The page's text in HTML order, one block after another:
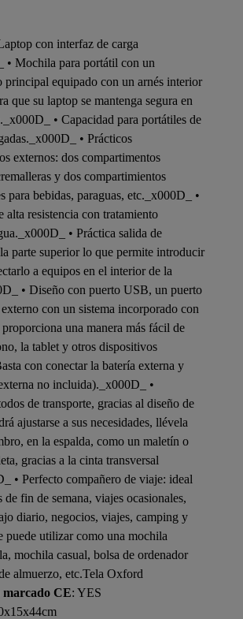
con interfaz de carga
• Mochila para portátil con un
principal equipado con un arnés interior
que su laptop se mantenga segura en
• Capacidad para portátiles de
• Prácticos
externos: dos compartimentos
y dos compartimientos
para bebidas, paraguas, etc._x000D_ •
alta resistencia con tratamiento
• Práctica salida de
parte superior lo que permite introducir
a equipos en el interior de la
• Diseño con puerto USB, un puerto
con un sistema incorporado con
una manera más fácil de
la tablet y otros dispositivos
con conectar la batería externa y
no incluida)._x000D_ •
de transporte, gracias al diseño de
ajustarse a sus necesidades, llévela
en la espalda, como un maletín o
gracias a la cinta transversal
• Perfecto compañero de viaje: ideal
de fin de semana, viajes ocasionales,
diario, negocios, viajes, camping y
puede utilizar como una mochila
mochila casual, bolsa de ordenador
almuerzo, etc.Tela Oxford
CE: YES